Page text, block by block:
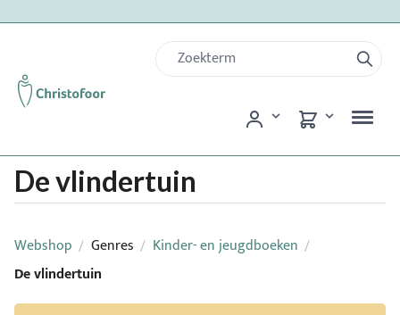
De vlindertuin
Webshop / Genres / Kinder- en jeugdboeken /
De vlindertuin